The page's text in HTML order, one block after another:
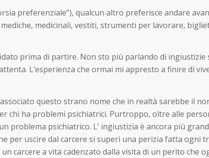
preferenziale”), qualcun altro preferisce andare
medicinali, vestiti, strumenti per lavorare,
prima di partire. Non sto più parlando di
L’esperienza che ormai mi appresto a finire di
questo strano nome che in realtà sarebbe il
chi ha problemi psichiatrici. Purtroppo, oltre alle
psichiatrico. L’ ingiustizia è ancora più
per uscire dal carcere si superi una perizia fatta ogni
carcere a vita cadenzato dalla visita di un perito che